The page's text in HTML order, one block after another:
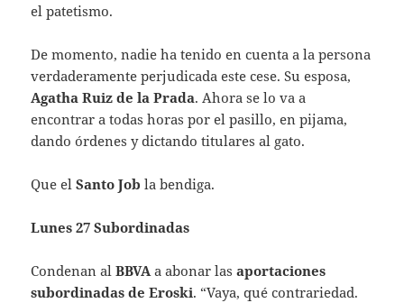
el patetismo.
De momento, nadie ha tenido en cuenta a la persona
verdaderamente perjudicada este cese. Su esposa,
Agatha Ruiz de la Prada. Ahora se lo va a
encontrar a todas horas por el pasillo, en pijama,
dando órdenes y dictando titulares al gato.
Que elSanto Job la bendiga.
Lunes 27 Subordinadas
Condenan alBBVAa abonar lasaportaciones
subordinadas de Eroski. “Vaya, qué contrariedad.